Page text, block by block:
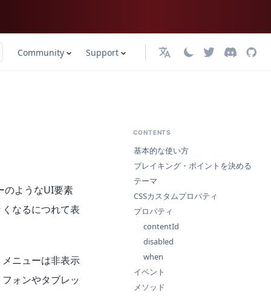
Community Support 日本語
のようなUI要素
なるにつれて表
ニューは非表示
ォンやタブレッ
CONTENTS
基本的な使い方
ブレイキング・ポイントを決める
テーマ
CSSカスタムプロパティ
プロパティ
contentId
disabled
when
イベント
メソッド